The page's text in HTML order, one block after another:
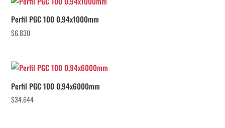
Perfil PGC 100 0,94x1000mm
$6.830
Perfil PGC 100 0,94x6000mm
$34.644